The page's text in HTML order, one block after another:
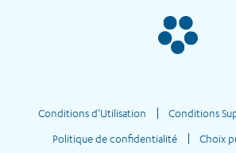
Conditions d’Utilisation
Conditions
Politique de confidentialité
Choix